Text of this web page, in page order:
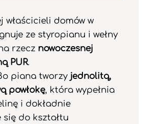
właścicieli domów w
ze styropianu i wełny
rzecz nowoczesnej
PUR.
piana tworzy jednolitą,
powłokę, która wypełnia
i dokładnie
się do kształtu